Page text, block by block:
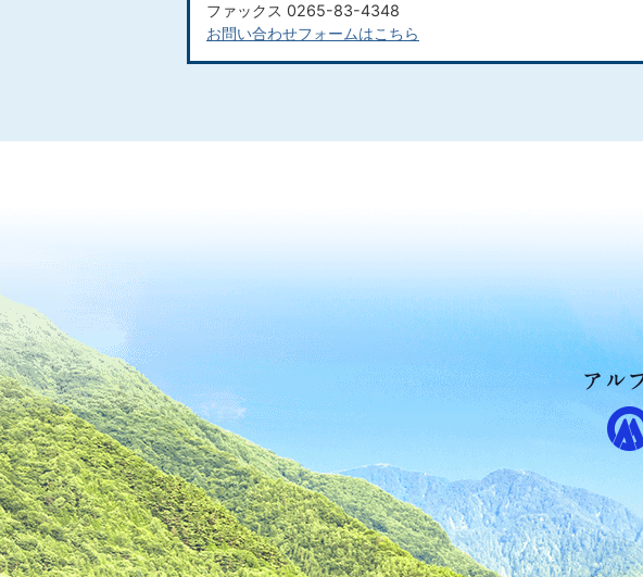
ファックス 0265-83-4348
お問い合わせフォームはこちら
ア
ル
た
つ
映
え